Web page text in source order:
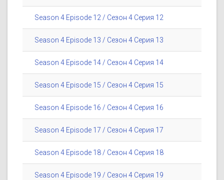
Season 4 Episode 12 / Сезон 4 Серия 12
Season 4 Episode 13 / Сезон 4 Серия 13
Season 4 Episode 14 / Сезон 4 Серия 14
Season 4 Episode 15 / Сезон 4 Серия 15
Season 4 Episode 16 / Сезон 4 Серия 16
Season 4 Episode 17 / Сезон 4 Серия 17
Season 4 Episode 18 / Сезон 4 Серия 18
Season 4 Episode 19 / Сезон 4 Серия 19